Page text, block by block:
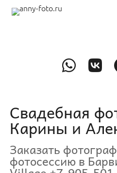
Свадебная
Карины и
Заказать
фотосессию в